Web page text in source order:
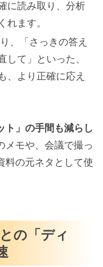
に読み取り、分析
ます。
、「さっきの答え
て」といった、
、より正確に応え
ト」の手間も減らし
メモや、会議で撮っ
料の元ネタとして使
の「ディ